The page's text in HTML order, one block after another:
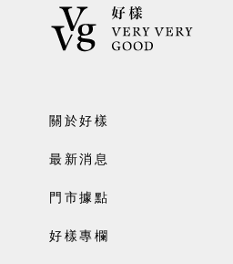
關於好樣
最新消息
門市據點
好樣專欄